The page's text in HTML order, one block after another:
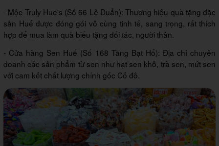
- Mộc Truly Hue's (Số 66 Lê Duẩn): Thương hiệu quà tặng đặc
sản Huế được đóng gói vô cùng tinh tế, sang trọng, rất thích
hợp để mua làm quà biếu tặng đối tác, người thân.
- Cửa hàng Sen Huế (Số 168 Tăng Bạt Hổ): Địa chỉ chuyên
doanh các sản phẩm từ sen như hạt sen khô, trà sen, mứt sen
với cam kết chất lượng chính gốc Cố đô.